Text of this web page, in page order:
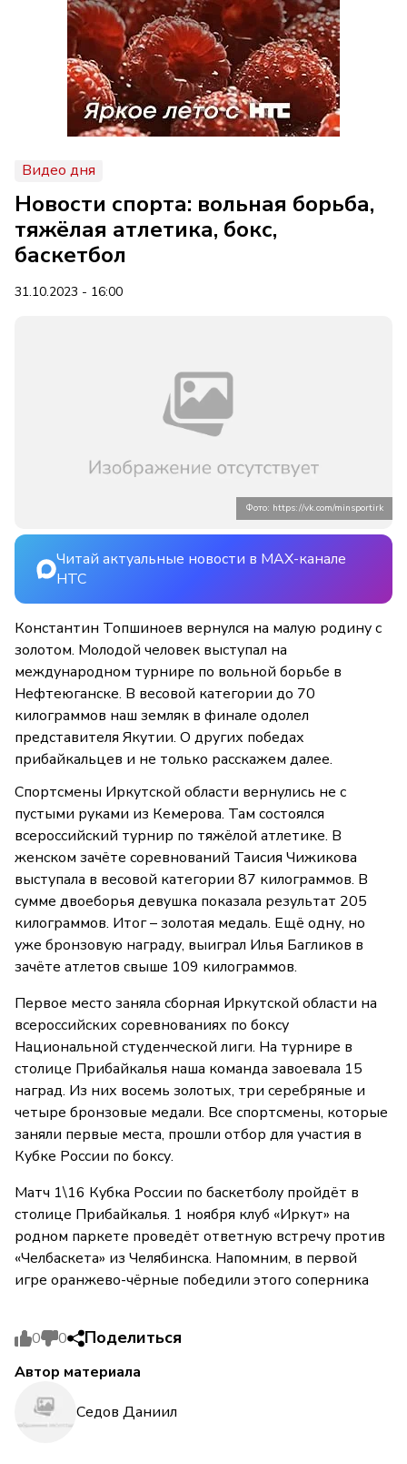
Видео дня
Новости спорта: вольная борьба,
тяжёлая атлетика, бокс,
баскетбол
31.10.2023 - 16:00
Фото: https://vk.com/minsportirk
Читай актуальные новости в MAX-канале
НТС
Константин Топшиноев вернулся на малую родину с
золотом. Молодой человек выступал на
международном турнире по вольной борьбе в
Нефтеюганске. В весовой категории до 70
килограммов наш земляк в финале одолел
представителя Якутии. О других победах
прибайкальцев и не только расскажем далее.
Спортсмены Иркутской области вернулись не с
пустыми руками из Кемерова. Там состоялся
всероссийский турнир по тяжёлой атлетике. В
женском зачёте соревнований Таисия Чижикова
выступала в весовой категории 87 килограммов. В
сумме двоеборья девушка показала результат 205
килограммов. Итог – золотая медаль. Ещё одну, но
уже бронзовую награду, выиграл Илья Багликов в
зачёте атлетов свыше 109 килограммов.
Первое место заняла сборная Иркутской области на
всероссийских соревнованиях по боксу
Национальной студенческой лиги. На турнире в
столице Прибайкалья наша команда завоевала 15
наград. Из них восемь золотых, три серебряные и
четыре бронзовые медали. Все спортсмены, которые
заняли первые места, прошли отбор для участия в
Кубке России по боксу.
Матч 1\16 Кубка России по баскетболу пройдёт в
столице Прибайкалья. 1 ноября клуб «Иркут» на
родном паркете проведёт ответную встречу против
«Челбаскета» из Челябинска. Напомним, в первой
игре оранжево-чёрные победили этого соперника
0 0 Поделиться
Автор материала
Седов Даниил